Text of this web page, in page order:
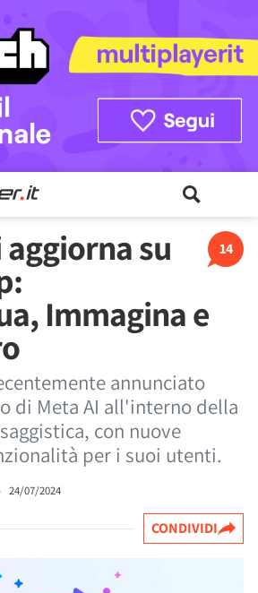
14
aggiorna su
Immagina e
annunciato
di Meta AI all'interno della
con nuove
per i suoi utenti.
24/07/2024
CONDIVIDI